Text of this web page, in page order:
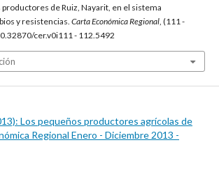
de Ruiz, Nayarit, en el sistema
y resistencias. Carta Económica Regional, (111 -
cer.v0i111 - 112.5492
Los pequeños productores agrícolas de
Regional Enero - Diciembre 2013 -